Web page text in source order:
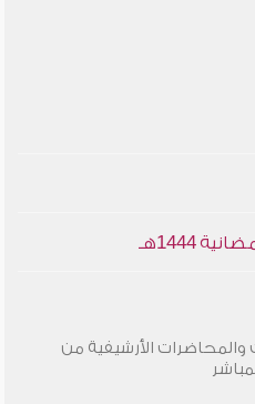
1444هـ
والمحاضرات الأرشيفية من